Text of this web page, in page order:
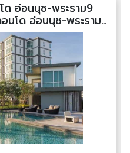
ด อ่อนนุช-พระราม9
นโด อ่อนนุช-พระราม